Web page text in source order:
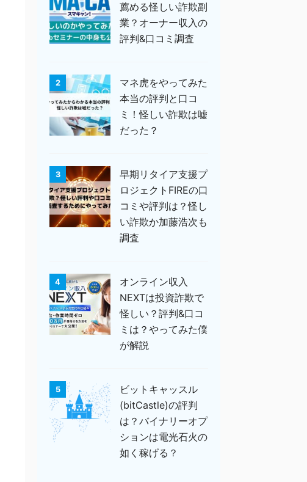
薦める怪しい詐欺副
業？オーナー収入の
評判&口コミ調査
2
マネ虎をやってみた
本当の評判と口コ
ミ！怪しい詐欺は嘘
だった？
3
早期リタイア支援プ
ロジェクトFIREの口
コミや評判は？怪し
い詐欺か加藤浩次も
調査
4
オンライン収入
NEXTは投資詐欺で
怪しい？評判&口コ
ミは？やってみた僕
が解説
5
ビットキャッスル
(bitCastle)の評判
は？バイナリーオプ
ションは電光石火の
如く稼げる？